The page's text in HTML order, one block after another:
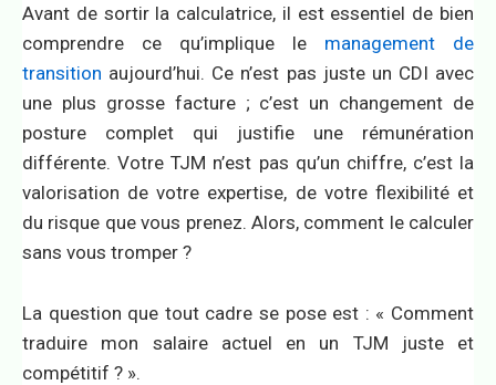
Avant de sortir la calculatrice, il est essentiel de bien
comprendre ce qu’implique le management de
transition aujourd’hui. Ce n’est pas juste un CDI avec
une plus grosse facture ; c’est un changement de
posture complet qui justifie une rémunération
différente. Votre TJM n’est pas qu’un chiffre, c’est la
valorisation de votre expertise, de votre flexibilité et
du risque que vous prenez. Alors, comment le calculer
sans vous tromper ?
La question que tout cadre se pose est : « Comment
traduire mon salaire actuel en un TJM juste et
compétitif ? ».